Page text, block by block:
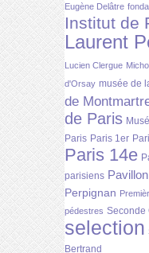
Eugène Delâtre
Institut de
Laurent
Lucien Clergue
d'Orsay musée de
de
de Paris
Paris Paris 1er
Paris 14e
parisiens
Perpignan
pédestres Seconde
selection
Bertrand